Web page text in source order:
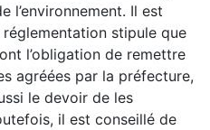
l’environnement. Il est
stipule que
l’obligation de remettre
agréées par la préfecture,
le devoir de les
il est conseillé de